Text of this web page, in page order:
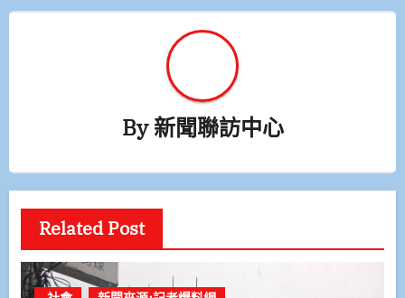
By新聞聯訪中心
Related Post